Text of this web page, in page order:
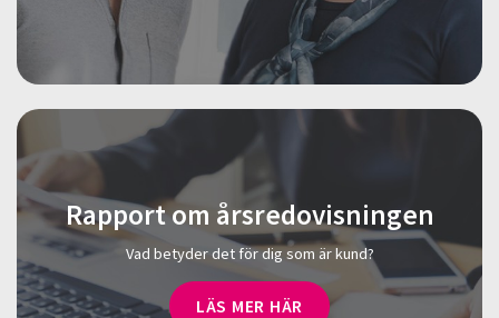
Rapport om årsredovisningen
Vad betyder det för dig som är kund?
LÄS MER HÄR